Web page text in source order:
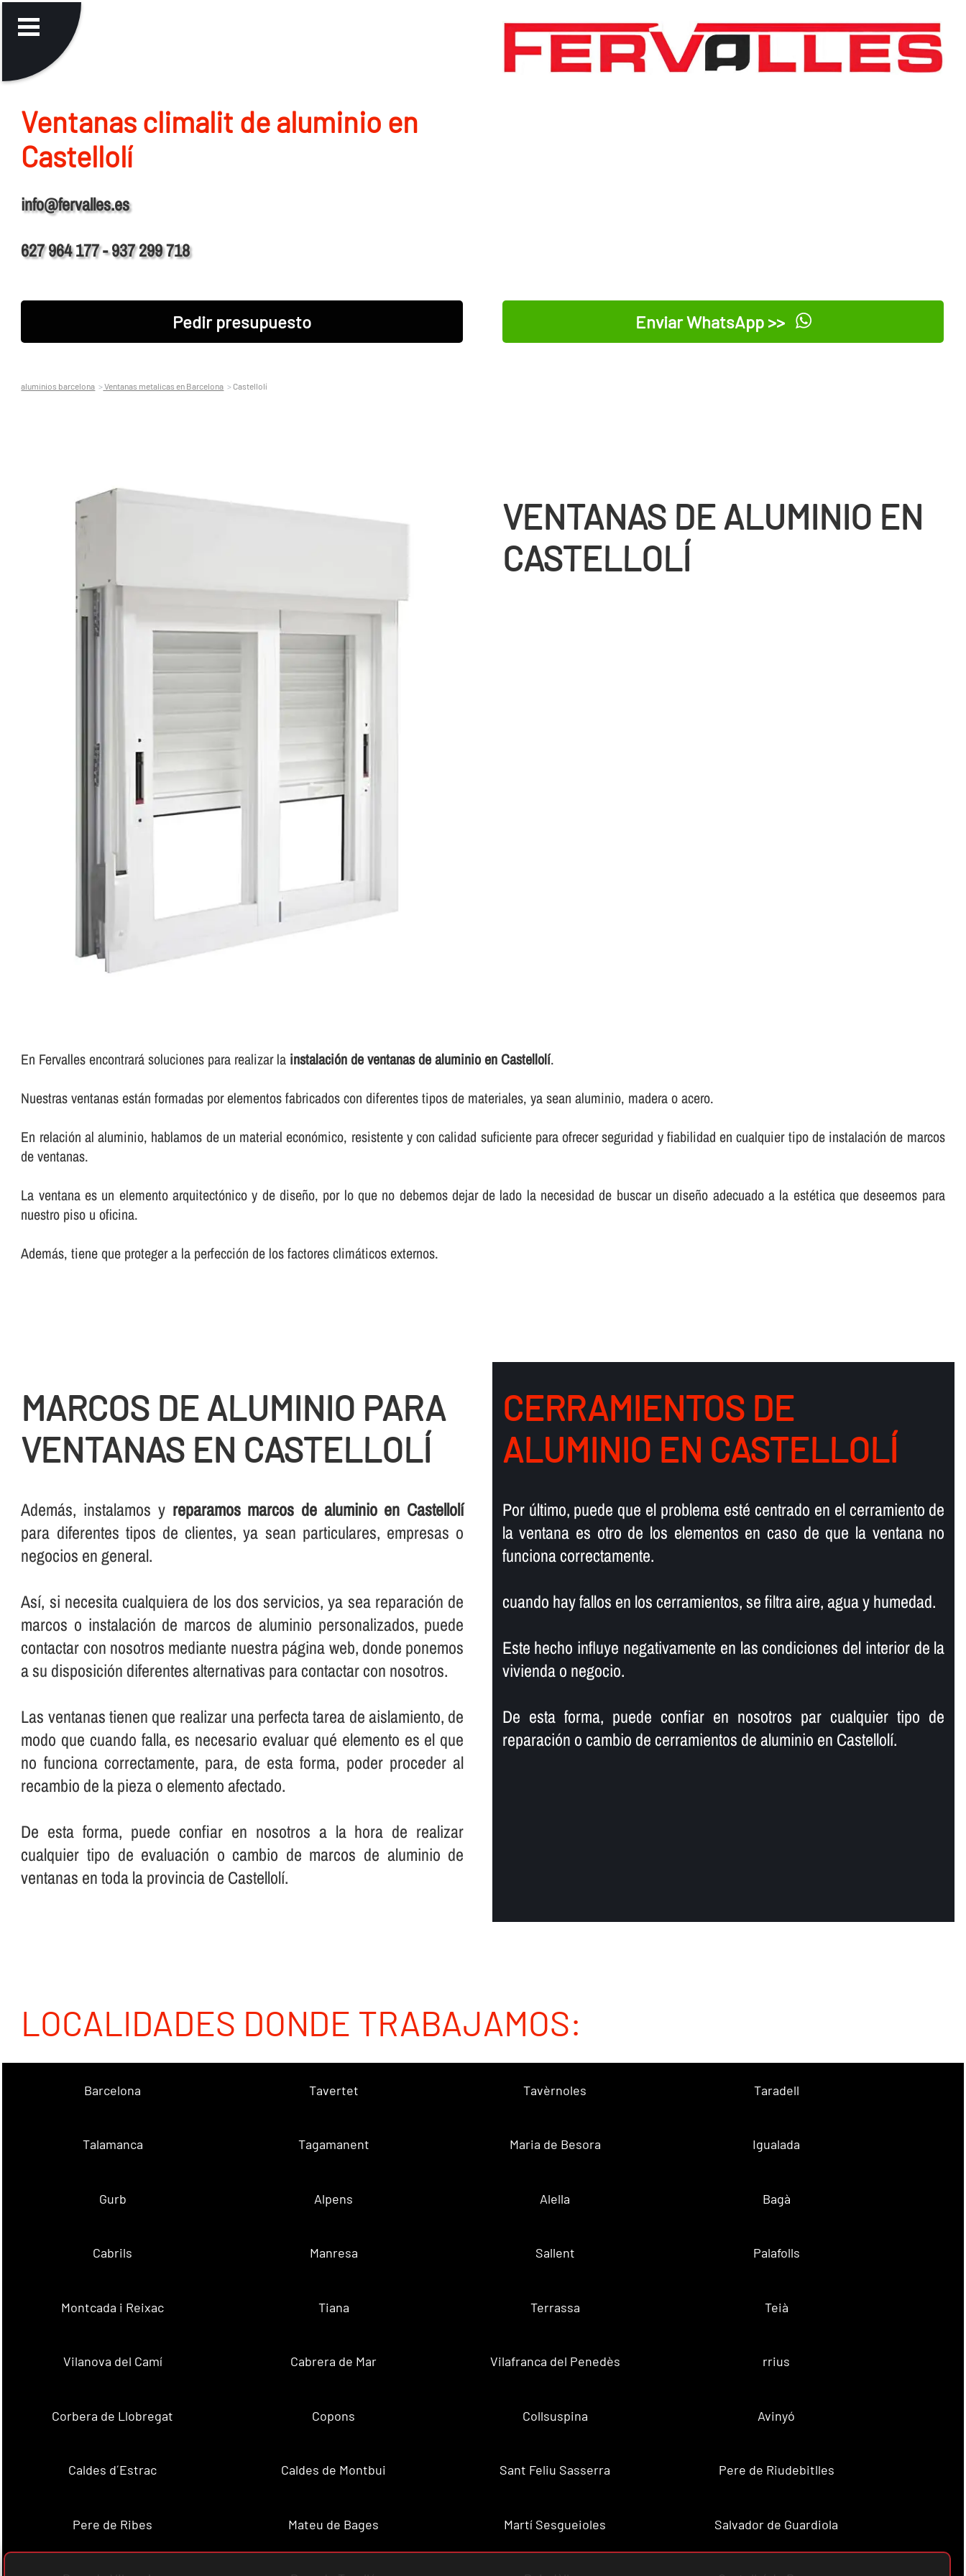
Ventanas climalit de aluminio en
Castellolí
info@fervalles.es
627 964 177 - 937 299 718
Pedir presupuesto Enviar WhatsApp >>
aluminios barcelona Ventanas metalicas en Barcelona Castellolí
VENTANAS DE ALUMINIO EN
CASTELLOLÍ
En Fervalles encontrará soluciones para realizar la instalación de ventanas de aluminio en Castellolí.
Nuestras ventanas están formadas por elementos fabricados con diferentes tipos de materiales, ya sean aluminio, madera o acero.
En relación al aluminio, hablamos de un material económico, resistente y con calidad suficiente para ofrecer seguridad y fiabilidad en cualquier tipo de instalación de marcos
de ventanas.
La ventana es un elemento arquitectónico y de diseño, por lo que no debemos dejar de lado la necesidad de buscar un diseño adecuado a la estética que deseemos para
nuestro piso u oficina.
Además, tiene que proteger a la perfección de los factores climáticos externos.
MARCOS DE ALUMINIO PARA
VENTANAS EN CASTELLOLÍ
Además, instalamos y reparamos marcos de aluminio en Castellolí
para diferentes tipos de clientes, ya sean particulares, empresas o
negocios en general.
Así­, si necesita cualquiera de los dos servicios, ya sea reparación de
marcos o instalación de marcos de aluminio personalizados, puede
contactar con nosotros mediante nuestra página web, donde ponemos
a su disposición diferentes alternativas para contactar con nosotros.
Las ventanas tienen que realizar una perfecta tarea de aislamiento, de
modo que cuando falla, es necesario evaluar qué elemento es el que
no funciona correctamente, para, de esta forma, poder proceder al
recambio de la pieza o elemento afectado.
De esta forma, puede confiar en nosotros a la hora de realizar
cualquier tipo de evaluación o cambio de marcos de aluminio de
ventanas en toda la provincia de Castellolí.
CERRAMIENTOS DE
ALUMINIO EN CASTELLOLÍ
Por último, puede que el problema esté centrado en el cerramiento de
la ventana es otro de los elementos en caso de que la ventana no
funciona correctamente.
cuando hay fallos en los cerramientos, se filtra aire, agua y humedad.
Este hecho influye negativamente en las condiciones del interior de la
vivienda o negocio.
De esta forma, puede confiar en nosotros par cualquier tipo de
reparación o cambio de cerramientos de aluminio en Castellolí.
LOCALIDADES DONDE TRABAJAMOS:
Barcelona Tavertet Tavèrnoles Taradell
Talamanca Tagamanent Maria de Besora Igualada
Gurb Alpens Alella Bagà
Cabrils Manresa Sallent Palafolls
Montcada i Reixac Tiana Terrassa Teià
Vilanova del Camí Cabrera de Mar Vilafranca del Penedès rrius
Corbera de Llobregat Copons Collsuspina Avinyó
Caldes d´Estrac Caldes de Montbui Sant Feliu Sasserra Pere de Riudebitlles
Pere de Ribes Mateu de Bages Martí Sesgueioles Salvador de Guardiola